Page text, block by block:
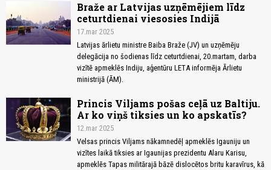
Braže ar Latvijas uzņēmējiem līdz
ceturtdienai viesosies Indijā
17.mar 2025
Latvijas ārlietu ministre Baiba Braže (JV) un uzņēmēju
delegācija no šodienas līdz ceturtdienai, 20.martam, darba
vizītē apmeklēs Indiju, aģentūru LETA informēja Ārlietu
ministrijā (ĀM).
Princis Viljams pošas ceļā uz Baltiju.
Ar ko viņš tiksies un ko apskatīs?
12.mar 2025
Velsas princis Viljams nākamnedēļ apmeklēs Igauniju un
vizītes laikā tiksies ar Igaunijas prezidentu Alaru Karisu,
apmeklēs Tapas militārajā bāzē dislocētos britu karavīrus, kā